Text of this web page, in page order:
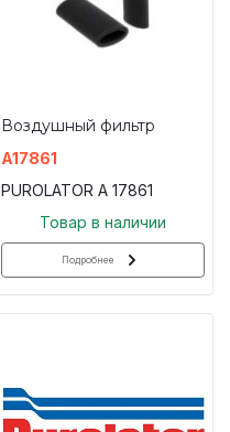
Воздушный фильтр
A17861
PUROLATOR A 17861
Товар в наличии
Подробнее